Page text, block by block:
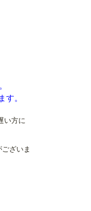
。
い方に
ざいま